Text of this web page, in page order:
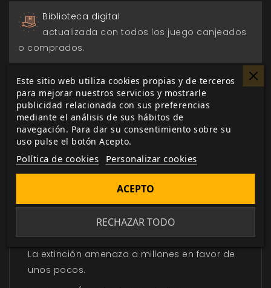
Biblioteca digital
actualizada con todos los juego canjeados
o comprados.
DESCRIPCIÓN
Gaia está muriendo.
El calor aumenta mientras los bosques se
La extinción amenaza a millones en favor de
unos pocos.
Este sitio web utiliza cookies propias y de terceros
para mejorar nuestros servicios y mostrarle
publicidad relacionada con sus preferencias
mediante el análisis de sus hábitos de
navegación. Para dar su consentimiento sobre su
uso pulse el botón Acepto.
Política de cookies Personalizar cookies
RECHAZAR TODO
ACEPTO